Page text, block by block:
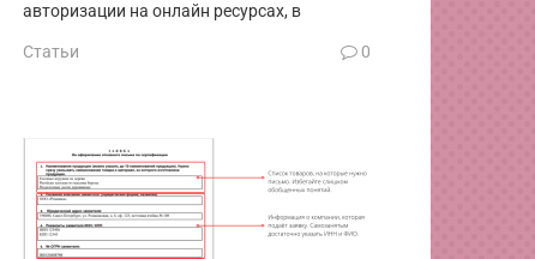
авторизации на онлайн ресурсах, в
Статьи 0